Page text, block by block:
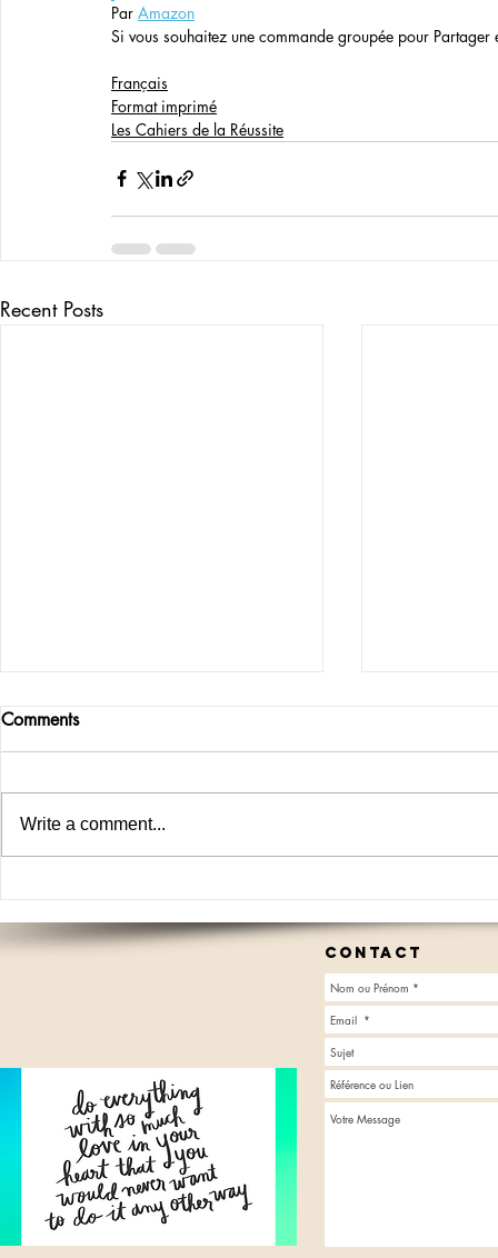
Par Amazon
Si vous souhaitez une commande groupée pour
Français
Format imprimé
Les Cahiers de la Réussite
Recent Posts
Livret (11) Le COURAGE
L'ACTION
Comments
Write a comment...
contact